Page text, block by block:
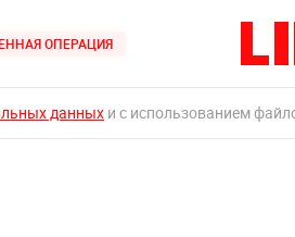
ОПЕРАЦИЯ
данных и с использованием